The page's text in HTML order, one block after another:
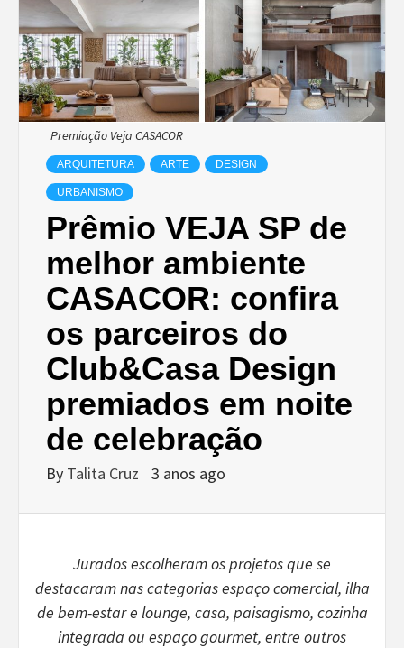
Premiação Veja CASACOR
ARQUITETURA ARTE DESIGN
URBANISMO
Prêmio VEJA SP de
melhor ambiente
CASACOR: confira
os parceiros do
Club&Casa Design
premiados em noite
de celebração
By Talita Cruz 3 anos ago
Jurados escolheram os projetos que se
destacaram nas categorias espaço comercial, ilha
de bem-estar e lounge, casa, paisagismo, cozinha
integrada ou espaço gourmet, entre outros